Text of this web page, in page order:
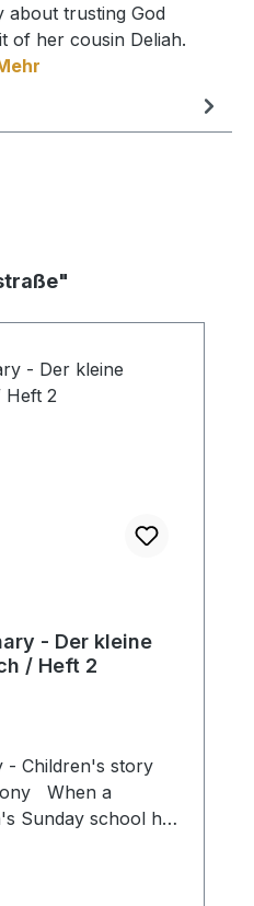
about trusting God
of her cousin Deliah.
- Der kleine
/ Heft 2
- Children's story
When a
Sunday school he